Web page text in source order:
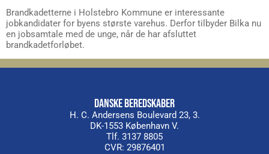
Brandkadetterne i Holstebro Kommune er interessante
jobkandidater for byens største varehus. Derfor tilbyder Bilka nu
en jobsamtale med de unge, når de har afsluttet
brandkadetforløbet.
DANSKE BEREDSKABER
H. C. Andersens Boulevard 23, 3.
DK-1553 København V.
Tlf. 3137 8805
CVR: 29876401